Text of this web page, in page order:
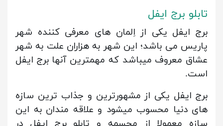
تابلو برج ایفل
برج ایفل یکی از اِلمان های معرفی کننده شهر
پاریس می باشد؛ این شهر به هزاران علت به شهر
عشاق معروف میباشد که مهمترین آنها برج ایفل
است.
برج ایفل یکی از مشهورترین و جذاب ترین سازه
های دنیا محسوب میشود و علاقه مندان به این
سازه معمولا از مجسمه و تابلو برج ایفل در